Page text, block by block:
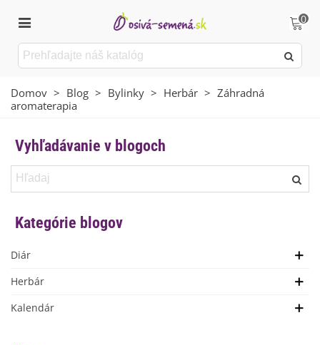
0
Domov > Blog > Bylinky > Herbár > Záhradná
aromaterapia
Vyhľadávanie v blogoch
Kategórie blogov
Diár
Herbár
Kalendár